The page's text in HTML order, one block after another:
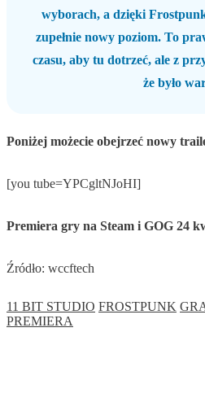
wyborach, a dzięki
zupełnie nowy poziom. To
czasu, aby tu dotrzeć, ale z
że było
Poniżej możecie obejrzeć nowy
[you tube=YPCgltNJoHI]
Premiera gry na Steam i GOG 24
Źródło: wccftech
11 BIT STUDIO FROSTPUNK
PREMIERA